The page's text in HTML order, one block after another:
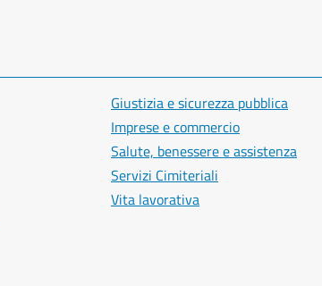
Giustizia e sicurezza pubblica
Imprese e commercio
Salute, benessere e assistenza
Servizi Cimiteriali
Vita lavorativa